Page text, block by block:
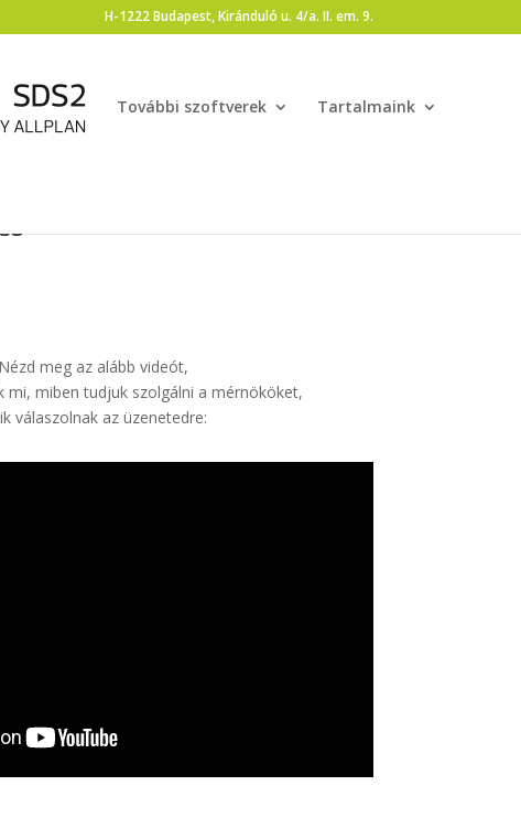
H-1222 Budapest, Kiránduló u. 4/a. II. em. 9.
További szoftverek Tartalmaink
Nézd meg az alább videót,
mi, miben tudjuk szolgálni a mérnököket,
válaszolnak az üzenetedre: